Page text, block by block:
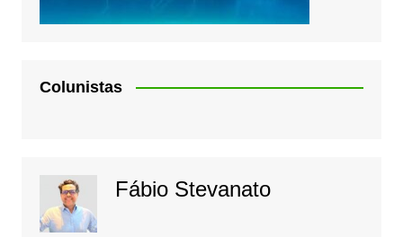
Colunistas
Fábio Stevanato